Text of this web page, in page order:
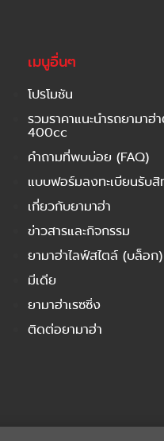
เมนูอื่นๆ
โปรโมชัน
รวมราคาแนะนำรถยามาฮ่
400cc
คำถามที่พบบ่อย (FAQ)
แบบฟอร์มลงทะเบียนรับสิ
เกี่ยวกับยามาฮ่า
ข่าวสารและกิจกรรม
ยามาฮ่าไลฟ์สไตล์ (บล็อก)
มีเดีย
ยามาฮ่าเรซซิ่ง
ติดต่อยามาฮ่า